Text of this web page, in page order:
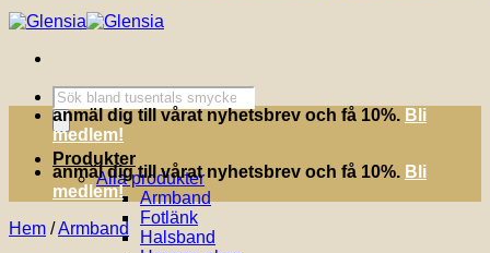
Produktsökning
Produkter
Alla produkter
Armband
Fotlänk
Halsband
anmäl dig till vårat nyhetsbrev och få 10%. Bli
medlem!
anmäl dig till vårat nyhetsbrev och få 10%. Bli
medlem!
Hem /Armband